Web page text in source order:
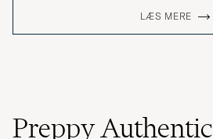
LÆS MERE
Preppy Authentic